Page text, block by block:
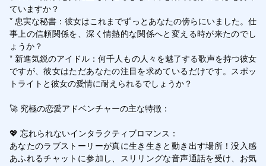
ていますか？
* 忠実な秘書：彼女はこれまでずっとあなたの傍らにいました。仕
事上の信頼関係を、深く情熱的な関係へと変える時が来たのでし
ょうか？
* 新進気鋭のアイドル：何千人もの人々を魅了する歌声を持つ彼女
ですが、彼女はただあなたの注目を求めているだけです。スポッ
トライトと彼女の愛情に耐えられるでしょうか？
🚀 究極の恋愛アドベンチャーの主な特徴：
💖 忘れられないインタラクティブロマンス：
あなたのラブストーリーが真に生き生きと動き出す場所！没入感
あふれるチャットに参加し、スリリングな音声通話を受け、お気